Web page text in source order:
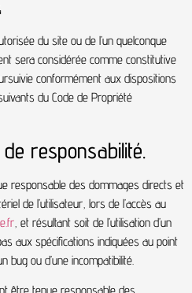
du site ou de l’un quelconque
sera considérée comme constitutive
conformément aux dispositions
du Code de Propriété
responsabilité.
responsable des dommages directs et
de l’utilisateur, lors de l’accès au
, et résultant soit de l’utilisation d’un
aux spécifications indiquées au point
bug ou d’une incompatibilité.